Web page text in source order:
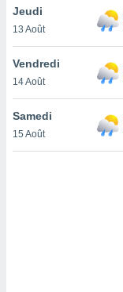
votre
à
en
le
Jeudi
13 Août
Vendredi
14 Août
Samedi
15 Août